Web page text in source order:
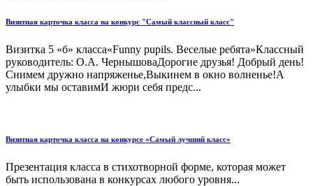
Визитная карточка класса на конкурс "Самый классный класс"
Визитка 5 «б» класса«Funny pupils. Веселые ребята»Классный
руководитель: О.А. ЧернышоваДорогие друзья! Добрый день!
Снимем дружно напряженье,Выкинем в окно волненье!А
улыбки мы оставимИ жюри себя предс...
Визитная карточка класса на конкурсе «Самый лучший класс»
Презентация класса в стихотворной форме, которая может
быть использована в конкурсах любого уровня...